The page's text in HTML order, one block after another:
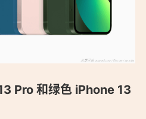
色 iPhone 13 高清壁纸下载：
Pro 和绿色 iPhone 13